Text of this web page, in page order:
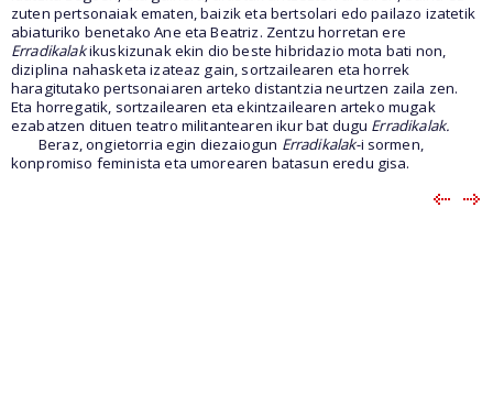
zuten pertsonaiak ematen, baizik eta bertsolari edo pailazo izatetik
abiaturiko benetako Ane eta Beatriz. Zentzu horretan ere
Erradikalakikuskizunakekin dio beste hibridazio mota bati non,
diziplina nahasketa izateaz gain, sortzailearen eta horrek
haragitutako pertsonaiaren arteko distantzia neurtzen zaila zen.
Eta horregatik, sortzailearen eta ekintzailearen arteko mugak
ezabatzen dituen teatro militantearen ikur bat dugu Erradikalak.
Beraz, ongietorria egin diezaiogun Erradikalak-i sormen,
konpromiso feminista eta umorearen batasun eredu gisa.